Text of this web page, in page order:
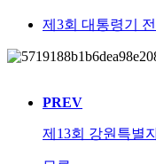
제3회 대통령기
PREV
제13회 강원특별